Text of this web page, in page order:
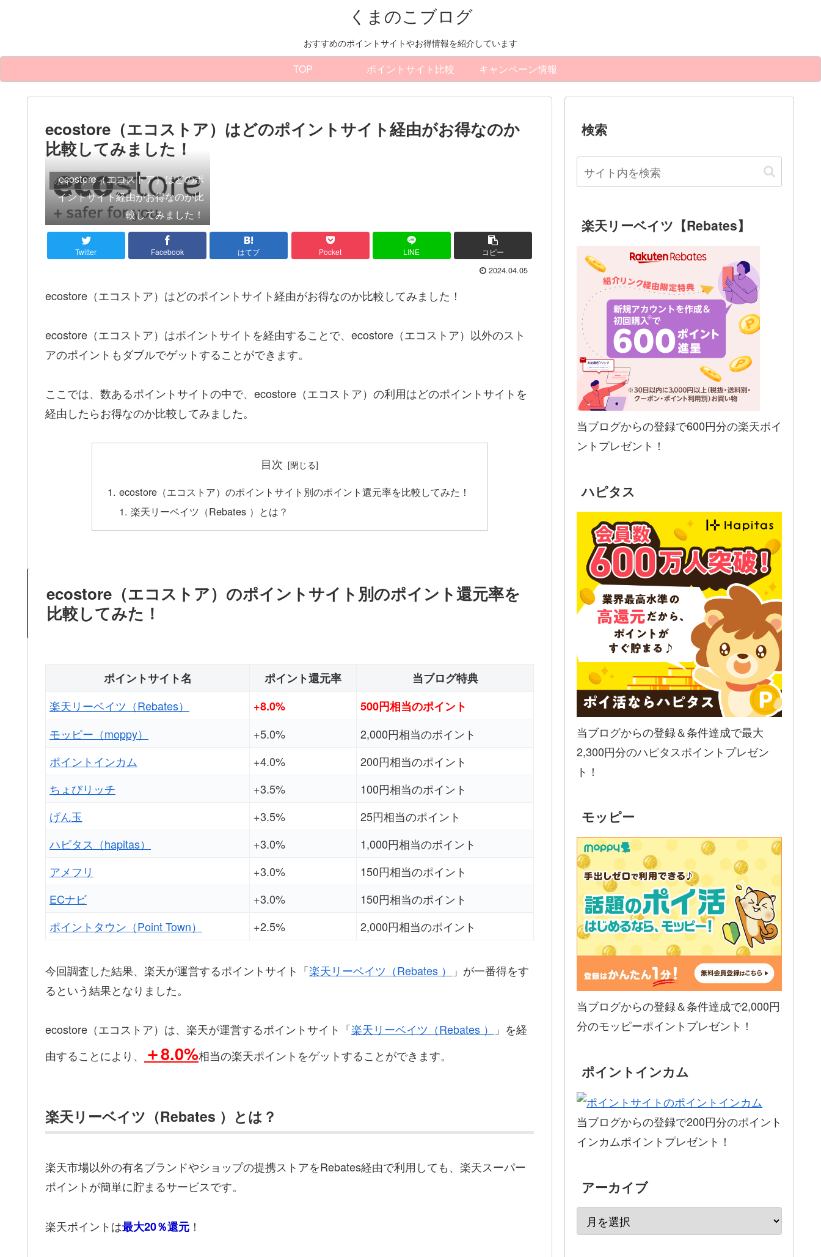
くまのこブログ
おすすめのポイントサイトやお得情報を紹介しています
TOP ポイントサイト比較 キャンペーン情報
ecostore（エコストア）はどのポイントサイト経由がお得なのか
比較してみました！
ポイントサイト比較
ecostore（エコストア）はどのポ
イントサイト経由がお得なのか比
較してみました！
Twitter Facebook はてブ Pocket LINE コピー
2024.04.05
ecostore（エコストア）はどのポイントサイト経由がお得なのか比較してみました！
ecostore（エコストア）はポイントサイトを経由することで、ecostore（エコストア）以外のスト
アのポイントもダブルでゲットすることができます。
ここでは、数あるポイントサイトの中で、ecostore（エコストア）の利用はどのポイントサイトを
経由したらお得なのか比較してみました。
目次
ecostore（エコストア）のポイントサイト別のポイント還元率を比較してみた！
楽天リーベイツ（Rebates ）とは？
ecostore（エコストア）のポイントサイト別のポイント還元率を
比較してみた！
ポイントサイト名 ポイント還元率
当ブログ特典
楽天リーベイツ（Rebates）
+8.0%
500円相当のポイント
モッピー（moppy）
+5.0%
2,000円相当のポイント
ポイントインカム
+4.0%
200円相当のポイント
ちょびリッチ
+3.5%
100円相当のポイント
げん玉
+3.5%
25円相当のポイント
ハピタス（hapitas）
+3.0%
1,000円相当のポイント
アメフリ
+3.0%
150円相当のポイント
ECナビ
+3.0%
150円相当のポイント
ポイントタウン（Point Town）
+2.5% 2,000円相当のポイント
今回調査した結果、楽天が運営するポイントサイト「楽天リーベイツ（Rebates ）
」が一番得をす
るという結果となりました。
ecostore（エコストア）は、楽天が運営するポイントサイト「楽天リーベイツ（Rebates ）
」を経
由することにより、
＋8.0%相当の楽天ポイントをゲットすることができます。
楽天リーベイツ（Rebates ）とは？
楽天市場以外の有名ブランドやショップの提携ストアをRebates経由で利用しても、楽天スーパー
ポイントが簡単に貯まるサービスです。
楽天ポイントは最大20％還元 ！
検索
楽天リーベイツ【Rebates】
当ブログからの登録で600円分の楽天ポイ
ントプレゼント！
ハピタス
当ブログからの登録＆条件達成で最大
2,300円分のハピタスポイントプレゼン
ト！
モッピー
当ブログからの登録＆条件達成で2,000円
分のモッピーポイントプレゼント！
ポイントインカム
当ブログからの登録で200円分のポイント
インカムポイントプレゼント！
アーカイブ